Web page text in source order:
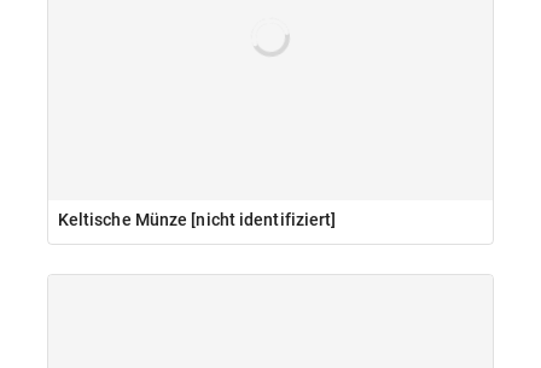
Keltische Münze [nicht identifiziert]